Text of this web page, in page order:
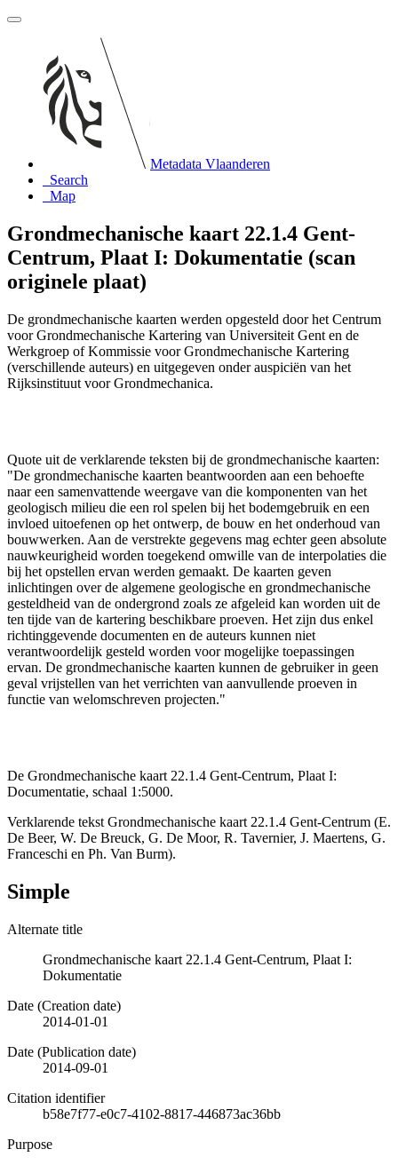
Metadata Vlaanderen
Search
Map
Grondmechanische kaart 22.1.4 Gent-
Centrum, Plaat I: Dokumentatie (scan
originele plaat)
De grondmechanische kaarten werden opgesteld door het Centrum
voor Grondmechanische Kartering van Universiteit Gent en de
Werkgroep of Kommissie voor Grondmechanische Kartering
(verschillende auteurs) en uitgegeven onder auspiciën van het
Rijksinstituut voor Grondmechanica.
Quote uit de verklarende teksten bij de grondmechanische kaarten:
"De grondmechanische kaarten beantwoorden aan een behoefte
naar een samenvattende weergave van die komponenten van het
geologisch milieu die een rol spelen bij het bodemgebruik en een
invloed uitoefenen op het ontwerp, de bouw en het onderhoud van
bouwwerken. Aan de verstrekte gegevens mag echter geen absolute
nauwkeurigheid worden toegekend omwille van de interpolaties die
bij het opstellen ervan werden gemaakt. De kaarten geven
inlichtingen over de algemene geologische en grondmechanische
gesteldheid van de ondergrond zoals ze afgeleid kan worden uit de
ten tijde van de kartering beschikbare proeven. Het zijn dus enkel
richtinggevende documenten en de auteurs kunnen niet
verantwoordelijk gesteld worden voor mogelijke toepassingen
ervan. De grondmechanische kaarten kunnen de gebruiker in geen
geval vrijstellen van het verrichten van aanvullende proeven in
functie van welomschreven projecten."
De Grondmechanische kaart 22.1.4 Gent-Centrum, Plaat I:
Documentatie, schaal 1:5000.
Verklarende tekst Grondmechanische kaart 22.1.4 Gent-Centrum (E.
De Beer, W. De Breuck, G. De Moor, R. Tavernier, J. Maertens, G.
Franceschi en Ph. Van Burm).
Simple
Alternate title
Grondmechanische kaart 22.1.4 Gent-Centrum, Plaat I:
Dokumentatie
Date (Creation date)
2014-01-01
Date (Publication date)
2014-09-01
Citation identifier
b58e7f77-e0c7-4102-8817-446873ac36bb
Purpose